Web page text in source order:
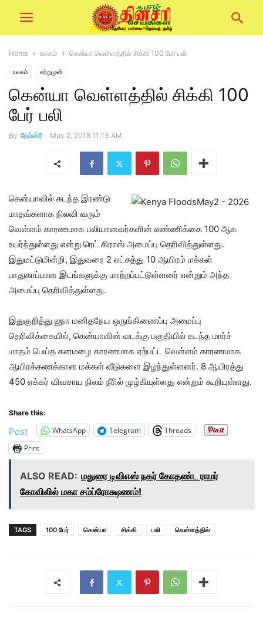
Home உலகம் கென்யா வெள்ளத்தில் சிக்கி 100 பேர் பலி
உலகம் சற்றுமுன்
கென்யா வெள்ளத்தில் சிக்கி 100
பேர் பலி
By ரேவ்ஸ்ரீ - May 2, 2018 11:13 AM
கென்யாவில் கடந்த இரண்டு
மாதங்களாக நிலவி வரும்
வெள்ளம் காரணமாக பலியானவர்களின் எண்ணிக்கை 100 ஆக
உயர்ந்துள்ளது என்று ரெட் கிராஸ் அமைப்பு தெரிவித்துள்ளது.
இதுமட்டுமின்றி, இதுவரை 2 லட்சத்து 10 ஆயிரம் மக்கள்
பாதுகாப்பான இடங்களுக்கு மாற்றப்பட்டுள்ளனர் என்றும் அந்த
அமைப்பு தெரிவித்துள்ளது.
இதுகுறித்து ஐநா மனிதநேய ஒருங்கிணைப்பு அமைப்பு
தெரிவிக்கையில், கென்யாவின் வடக்கு பகுதியில் கடந்த மார்ச்
மாதம் பெய்த கனமழை காரணமாக ஏற்பட்ட வெள்ளம் காரணமாக
ஆயிரக்கணக்கான மக்கள் வீடுகளை இழந்துள்ளனர். 8 ஆயிரத்து
450 ஏக்கர் விவசாய நிலம் நீரில் முழ்கியுள்ளது என்றும் கூறியுள்ளது.
Share this:
Post WhatsApp Telegram
Threads
Print
ALSO READ: மதுரை டிவிஎஸ் நகர் கோதண்ட ராமர்
கோவிலில் மகா சம்ப்ரோக்ஷணம்!
TAGS 100 பேர் கென்யா சிக்கி பலி வெள்ளத்தில்